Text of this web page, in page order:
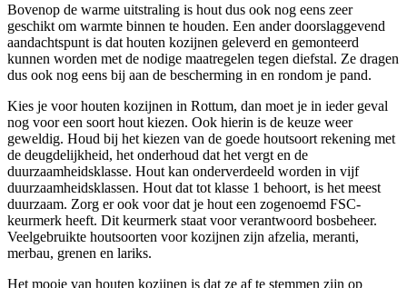
Bovenop de warme uitstraling is hout dus ook nog eens zeer
geschikt om warmte binnen te houden. Een ander doorslaggevend
aandachtspunt is dat houten kozijnen geleverd en gemonteerd
kunnen worden met de nodige maatregelen tegen diefstal. Ze dragen
dus ook nog eens bij aan de bescherming in en rondom je pand.
Kies je voor houten kozijnen in Rottum, dan moet je in ieder geval
nog voor een soort hout kiezen. Ook hierin is de keuze weer
geweldig. Houd bij het kiezen van de goede houtsoort rekening met
de deugdelijkheid, het onderhoud dat het vergt en de
duurzaamheidsklasse. Hout kan onderverdeeld worden in vijf
duurzaamheidsklassen. Hout dat tot klasse 1 behoort, is het meest
duurzaam. Zorg er ook voor dat je hout een zogenoemd FSC-
keurmerk heeft. Dit keurmerk staat voor verantwoord bosbeheer.
Veelgebruikte houtsoorten voor kozijnen zijn afzelia, meranti,
merbau, grenen en lariks.
Het mooie van houten kozijnen is dat ze af te stemmen zijn op